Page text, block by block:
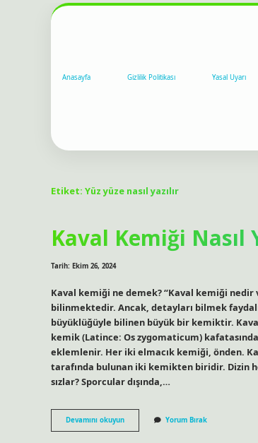
Anasayfa Gizlilik Politikası Yasal Uyarı
Etiket: Yüz yüze nasıl yazılır
Kaval Kemiği Nasıl
Tarih: Ekim 26, 2024
Kaval kemiği ne demek? “Kaval kemiği
bilinmektedir. Ancak, detayları bilmek
büyüklüğüyle bilinen büyük bir kemiktir.
kemik (Latince: Os zygomaticum)
eklemlenir. Her iki elmacık kemiği, önden.
tarafında bulunan iki kemikten biridir. Dizin
sızlar? Sporcular dışında,…
Devamını okuyunKaval
Kemiği
Yorum Bırak